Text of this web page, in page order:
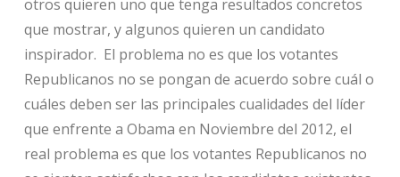
otros quieren uno que tenga resultados concretos
que mostrar, y algunos quieren un candidato
inspirador. El problema no es que los votantes
Republicanos no se pongan de acuerdo sobre cuál o
cuáles deben ser las principales cualidades del líder
que enfrente a Obama en Noviembre del 2012, el
real problema es que los votantes Republicanos no